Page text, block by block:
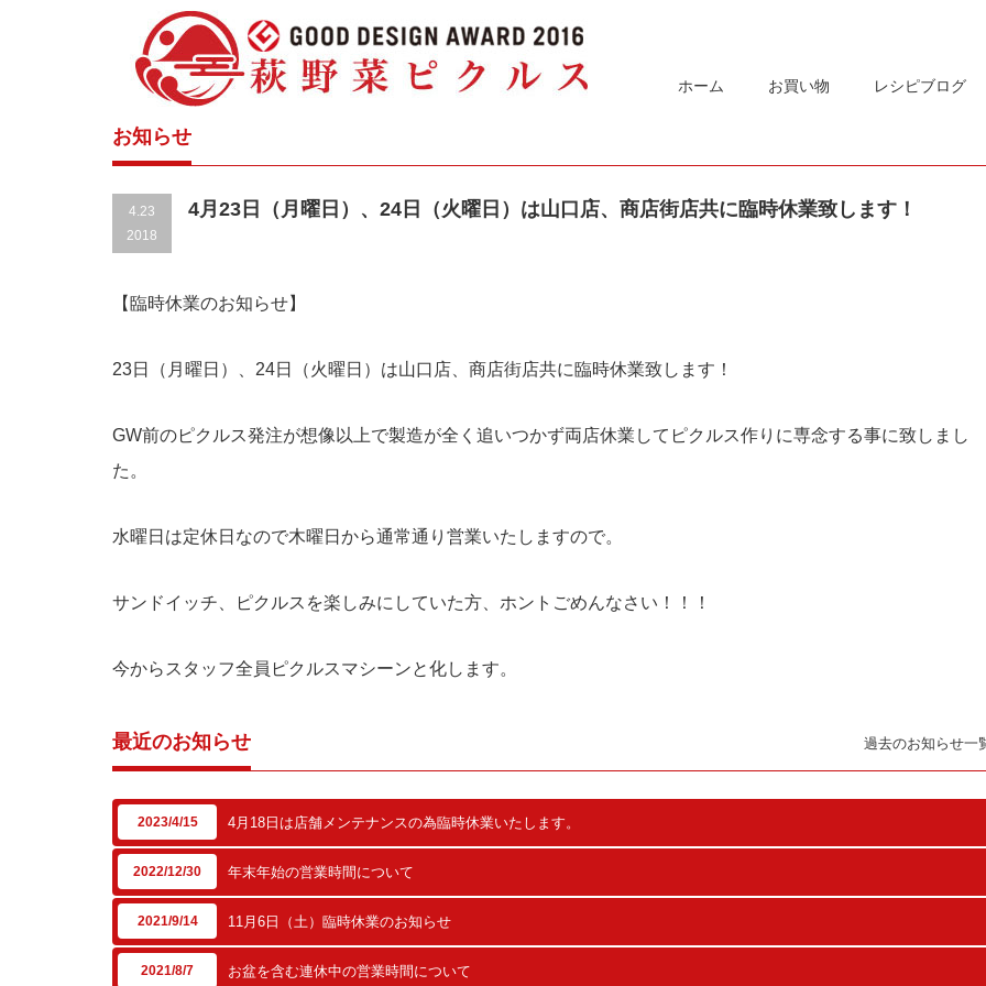
ホーム お買い物 レシピブログ
お知らせ
4.23
2018
4月23日（月曜日）、24日（火曜日）は山口店、商店街店共に臨時休業致します！
【臨時休業のお知らせ】
23日（月曜日）、24日（火曜日）は山口店、商店街店共に臨時休業致します！
GW前のピクルス発注が想像以上で製造が全く追いつかず両店休業してピクルス作りに専念する事に致しまし
た。
水曜日は定休日なので木曜日から通常通り営業いたしますので。
サンドイッチ、ピクルスを楽しみにしていた方、ホントごめんなさい！！！
今からスタッフ全員ピクルスマシーンと化します。
最近のお知らせ
2023/4/15 4月18日は店舗メンテナンスの為臨時休業いたします。
2022/12/30 年末年始の営業時間について
2021/9/14 11月6日（土）臨時休業のお知らせ
2021/8/7 お盆を含む連休中の営業時間について
過去のお知らせ一